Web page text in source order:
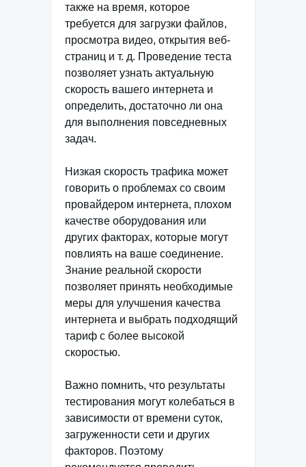
также на время, которое
требуется для загрузки файлов,
просмотра видео, открытия веб-
страниц и т. д. Проведение теста
позволяет узнать актуальную
скорость вашего интернета и
определить, достаточно ли она
для выполнения повседневных
задач.
Низкая скорость трафика может
говорить о проблемах со своим
провайдером интернета, плохом
качестве оборудования или
других факторах, которые могут
повлиять на ваше соединение.
Знание реальной скорости
позволяет принять необходимые
меры для улучшения качества
интернета и выбрать подходящий
тариф с более высокой
скоростью.
Важно помнить, что результаты
тестирования могут колебаться в
зависимости от времени суток,
загруженности сети и других
факторов. Поэтому